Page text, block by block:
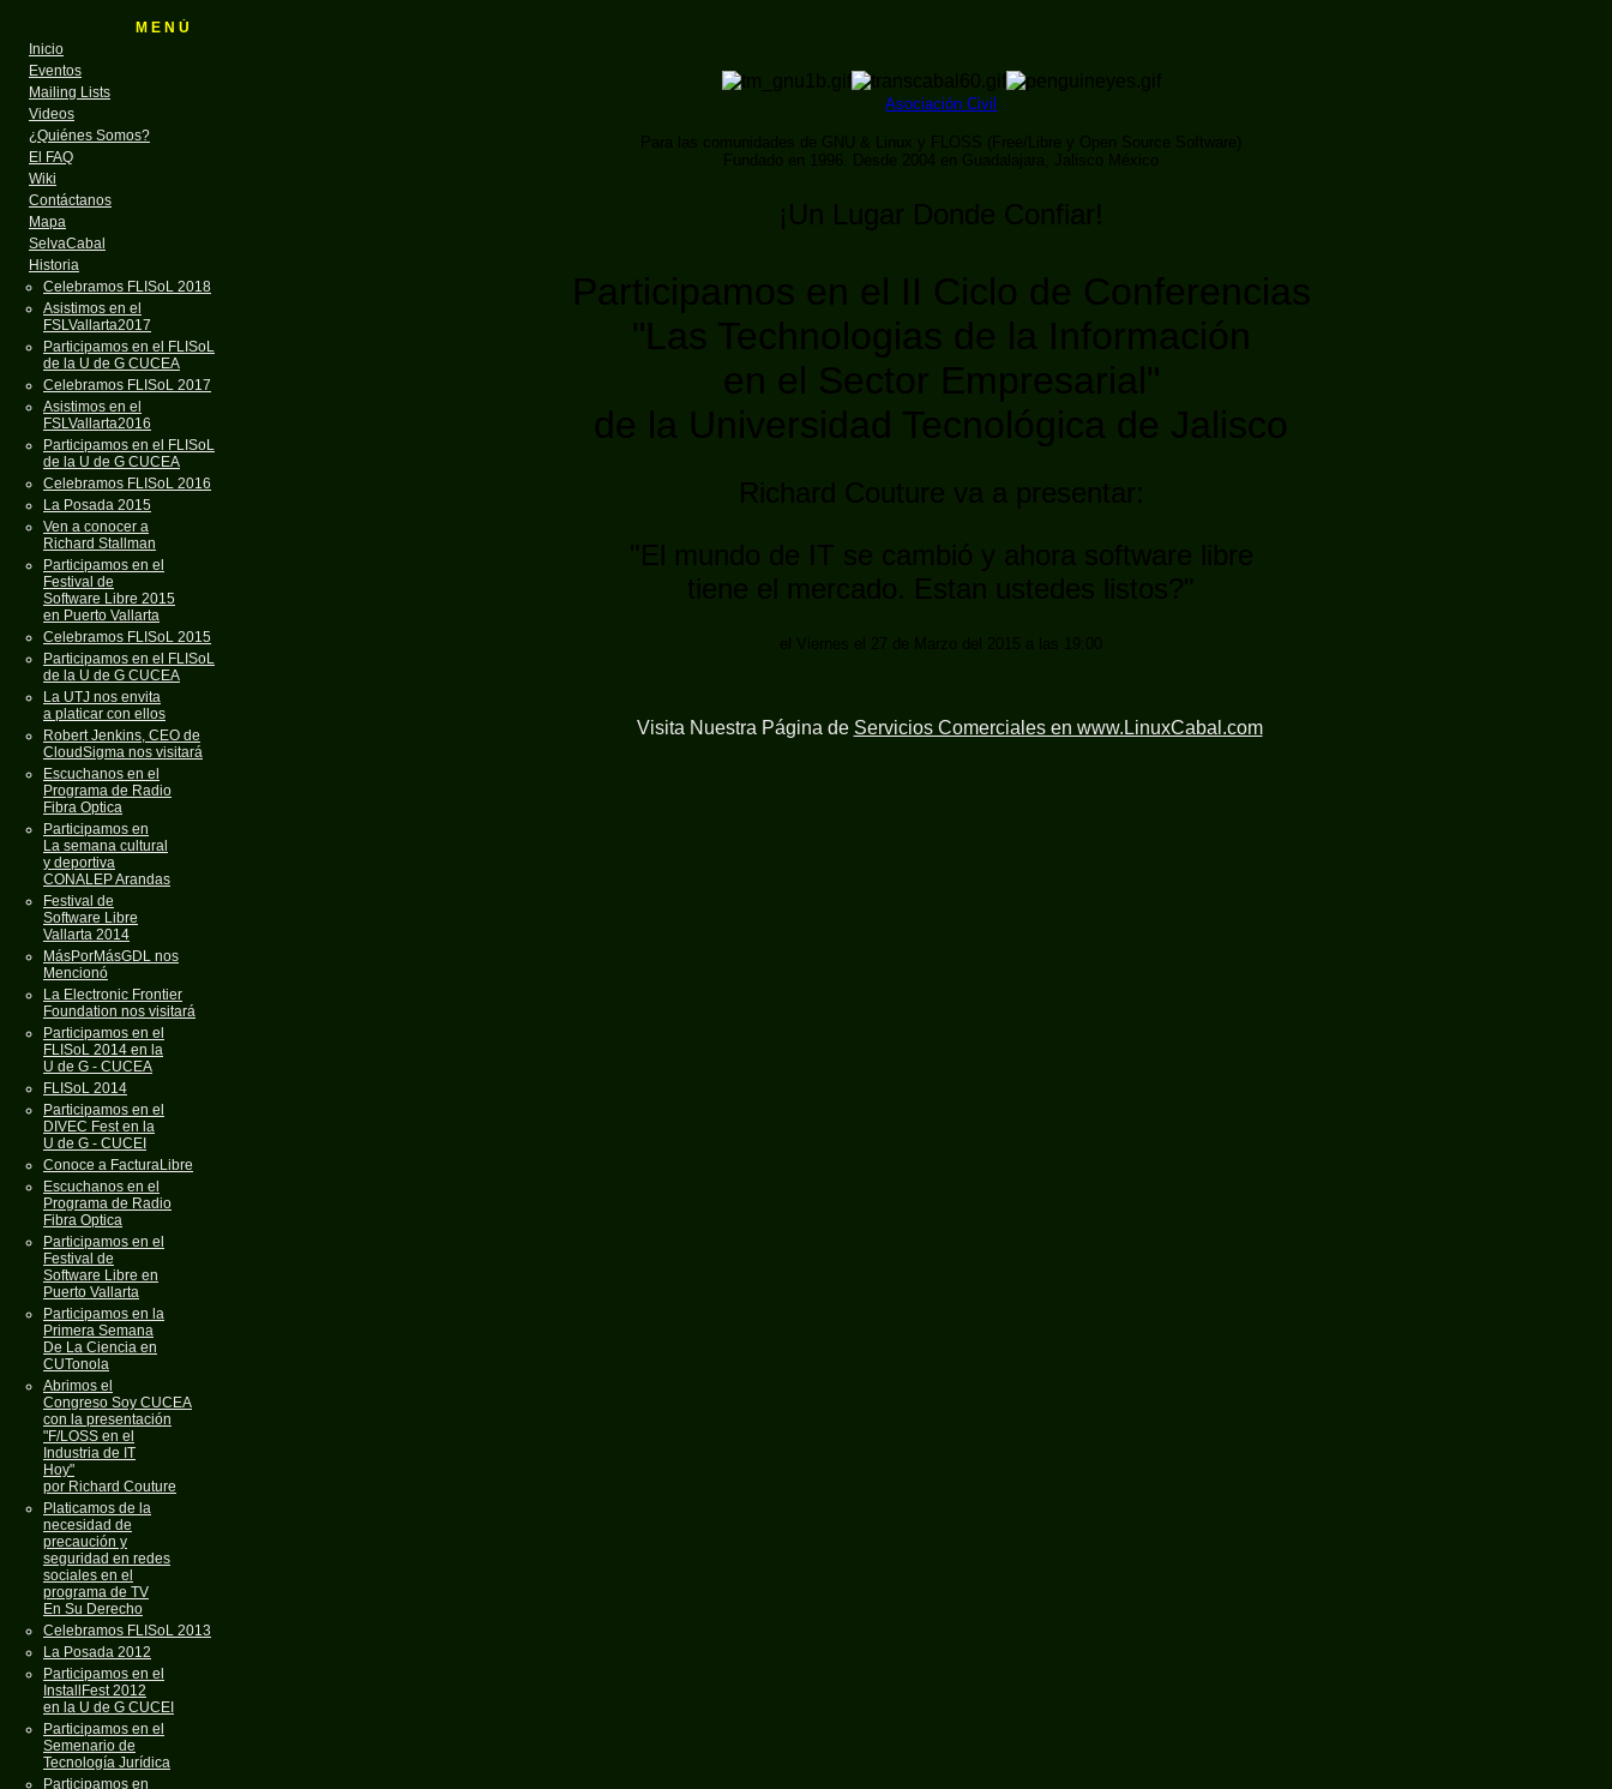
M E N Ú
Inicio
Eventos
Mailing Lists
Videos
¿Quiénes Somos?
El FAQ
Wiki
Contáctanos
Mapa
SelvaCabal
Historia
Celebramos FLISoL 2018
Asistimos en el
FSLVallarta2017
Participamos en el FLISoL
de la U de G CUCEA
Celebramos FLISoL 2017
Asistimos en el
FSLVallarta2016
Participamos en el FLISoL
de la U de G CUCEA
Celebramos FLISoL 2016
La Posada 2015
Ven a conocer a
Richard Stallman
Participamos en el
Festival de
Software Libre 2015
en Puerto Vallarta
Celebramos FLISoL 2015
Participamos en el FLISoL
de la U de G CUCEA
La UTJ nos envita
a platicar con ellos
Robert Jenkins, CEO de
CloudSigma nos visitará
Escuchanos en el
Programa de Radio
Fibra Optica
Participamos en
La semana cultural
y deportiva
CONALEP Arandas
Festival de
Software Libre
Vallarta 2014
MásPorMásGDL nos
Mencionó
La Electronic Frontier
Foundation nos visitará
Participamos en el
FLISoL 2014 en la
U de G - CUCEA
FLISoL 2014
Participamos en el
DIVEC Fest en la
U de G - CUCEI
Conoce a FacturaLibre
Escuchanos en el
Programa de Radio
Fibra Optica
Participamos en el
Festival de
Software Libre en
Puerto Vallarta
Participamos en la
Primera Semana
De La Ciencia en
CUTonola
Abrimos el
Congreso Soy CUCEA
con la presentación
"F/LOSS en el
Industria de IT
Hoy"
por Richard Couture
Platicamos de la
necesidad de
precaución y
seguridad en redes
sociales en el
programa de TV
En Su Derecho
Celebramos FLISoL 2013
La Posada 2012
Participamos en el
InstallFest 2012
en la U de G CUCEI
Participamos en el
Semenario de
Tecnología Jurídica
Participamos en
Asociación Civil
Para las comunidades de GNU & Linux y FLOSS (Free/Libre y Open Source Software)
Fundado en 1996. Desde 2004 en Guadalajara, Jalisco México
¡Un Lugar Donde Confiar!
Participamos en el II Ciclo de Conferencias
"Las Technologias de la Información
en el Sector Empresarial"
de la Universidad Tecnológica de Jalisco
Richard Couture va a presentar:
"El mundo de IT se cambió y ahora software libre
tiene el mercado. Estan ustedes listos?"
el Viernes el 27 de Marzo del 2015 a las 19:00
Visita Nuestra Página de Servicios Comerciales en www.LinuxCabal.com